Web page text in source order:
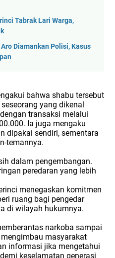
Tabrak Lari Warga,
Diamankan Polisi, Kasus
bahwa shabu tersebut
yang dikenal
transaksi melalui
Ia juga mengaku
dipakai sendiri, sementara
temannya.
dalam pengembangan.
peredaran yang lebih
menegaskan komitmen
ruang bagi pengedar
di wilayah hukumnya.
narkoba sampai
masyarakat
informasi jika mengetahui
keselamatan generasi